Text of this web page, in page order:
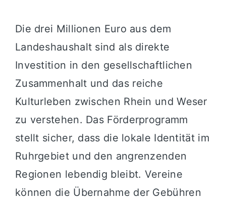
Die drei Millionen Euro aus dem
Landeshaushalt sind als direkte
Investition in den gesellschaftlichen
Zusammenhalt und das reiche
Kulturleben zwischen Rhein und Weser
zu verstehen. Das Förderprogramm
stellt sicher, dass die lokale Identität im
Ruhrgebiet und den angrenzenden
Regionen lebendig bleibt. Vereine
können die Übernahme der Gebühren